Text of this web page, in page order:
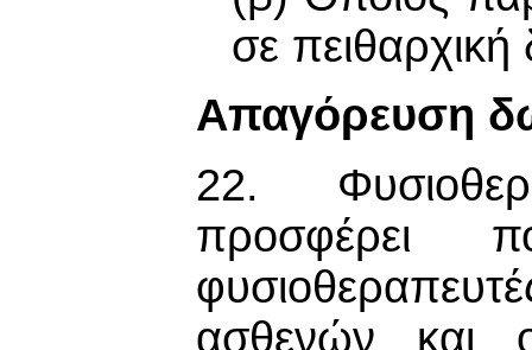
σε πειθαρχική
Απαγόρευση
22.
προσφέρει
ασθενών και